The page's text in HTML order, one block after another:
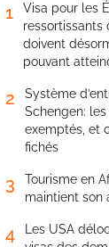
1
Visa pour les
ressortissants
doivent
pouvant
2
Système
Schengen:
exemptés, et
fichés
3
Tourisme en
maintient son
4
Les USA